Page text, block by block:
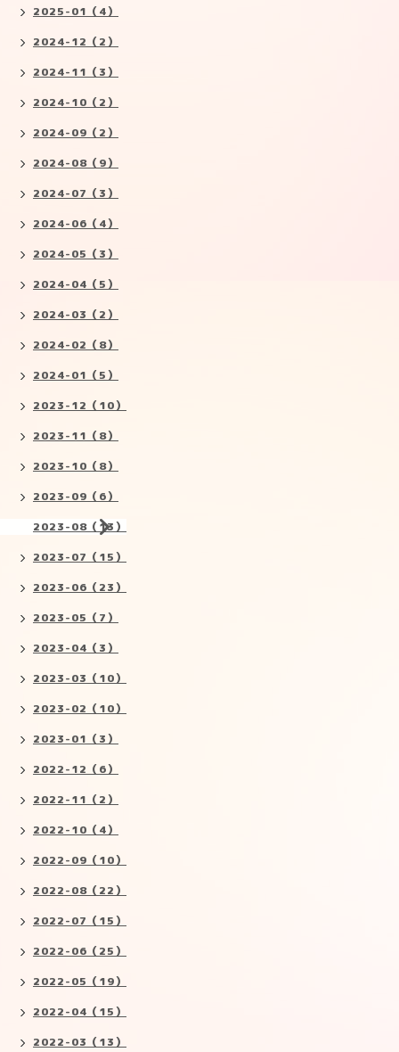
2025-01（4）
2024-12（2）
2024-11（3）
2024-10（2）
2024-09（2）
2024-08（9）
2024-07（3）
2024-06（4）
2024-05（3）
2024-04（5）
2024-03（2）
2024-02（8）
2024-01（5）
2023-12（10）
2023-11（8）
2023-10（8）
2023-09（6）
2023-08（13）
2023-07（15）
2023-06（23）
2023-05（7）
2023-04（3）
2023-03（10）
2023-02（10）
2023-01（3）
2022-12（6）
2022-11（2）
2022-10（4）
2022-09（10）
2022-08（22）
2022-07（15）
2022-06（25）
2022-05（19）
2022-04（15）
2022-03（13）